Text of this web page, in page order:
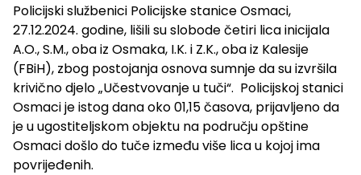
Policijski službenici Policijske stanice Osmaci,
27.12.2024. godine, lišili su slobode četiri lica inicijala
A.O., S.M., oba iz Osmaka, I.K. i Z.K., oba iz Kalesije
(FBiH), zbog postojanja osnova sumnje da su izvršila
krivično djelo „Učestvovanje u tuči“. Policijskoj stanici
Osmaci je istog dana oko 01,15 časova, prijavljeno da
je u ugostiteljskom objektu na području opštine
Osmaci došlo do tuče između više lica u kojoj ima
povrijeđenih.